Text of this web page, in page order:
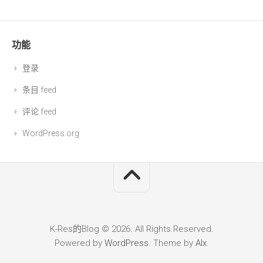
功能
登录
条目 feed
评论 feed
WordPress.org
K-Res的Blog © 2026. All Rights Reserved.
Powered by WordPress. Theme by Alx.